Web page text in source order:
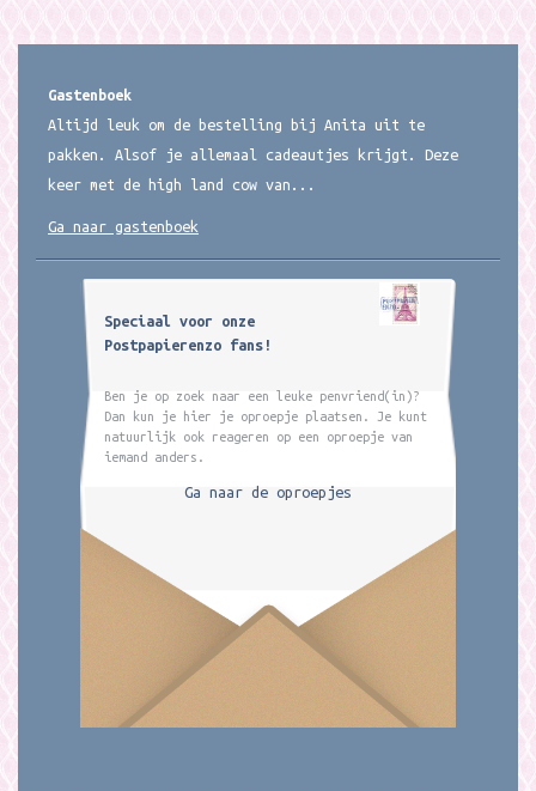
Gastenboek
Altijd leuk om de bestelling bij Anita uit te
pakken. Alsof je allemaal cadeautjes krijgt. Deze
keer met de high land cow van...
Ga naar gastenboek
Speciaal voor onze
Postpapierenzo fans!
Ben je op zoek naar een leuke penvriend(in)?
Dan kun je hier je oproepje plaatsen. Je kunt
natuurlijk ook reageren op een oproepje van
iemand anders.
Ga naar de oproepjes